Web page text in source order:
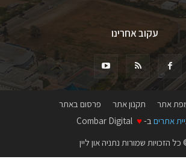
עקוב אחרינו
אתר תקנון אתר
פרסום באתר
אתרים ב- ♥
הזכויות שמורות נתניה און ליין